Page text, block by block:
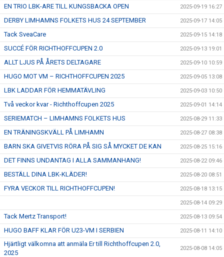
EN TRIO LBK-ARE TILL KUNGSBACKA OPEN 2025-09-19 16:27
DERBY LIMHAMNS FOLKETS HUS 24 SEPTEMBER 2025-09-17 14:05
Tack SveaCare 2025-09-15 14:18
SUCCÉ FÖR RICHTHOFFCUPEN 2.0 2025-09-13 19:01
ALLT LJUS PÅ ÅRETS DELTAGARE 2025-09-10 10:59
HUGO MOT VM – RICHTHOFFCUPEN 2025 2025-09-05 13:08
LBK LADDAR FÖR HEMMATÄVLING 2025-09-03 10:50
Två veckor kvar - Richthoffcupen 2025 2025-09-01 14:14
SERIEMATCH – LIMHAMNS FOLKETS HUS 2025-08-29 11:33
EN TRÄNINGSKVÄLL PÅ LIMHAMN 2025-08-27 08:38
BARN SKA GIVETVIS RÖRA PÅ SIG SÅ MYCKET DE KAN 2025-08-25 15:16
DET FINNS UNDANTAG I ALLA SAMMANHANG! 2025-08-22 09:46
BESTÄLL DINA LBK-KLÄDER! 2025-08-20 08:51
FYRA VECKOR TILL RICHTHOFFCUPEN! 2025-08-18 13:15
2025-08-14 09:29
Tack Mertz Transport! 2025-08-13 09:54
HUGO BAFF KLAR FÖR U23-VM I SERBIEN 2025-08-11 14:10
Hjärtligt välkomna att anmäla Er till Richthoffcupen 2.0,
2025
2025-08-08 14:05